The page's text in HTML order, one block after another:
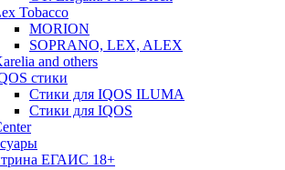
Tobacco
MORION
SOPRANO, LEX, ALEX
and others
стики
Стики для IQOS ILUMA
Стики для IQOS
ЕГАИС 18+